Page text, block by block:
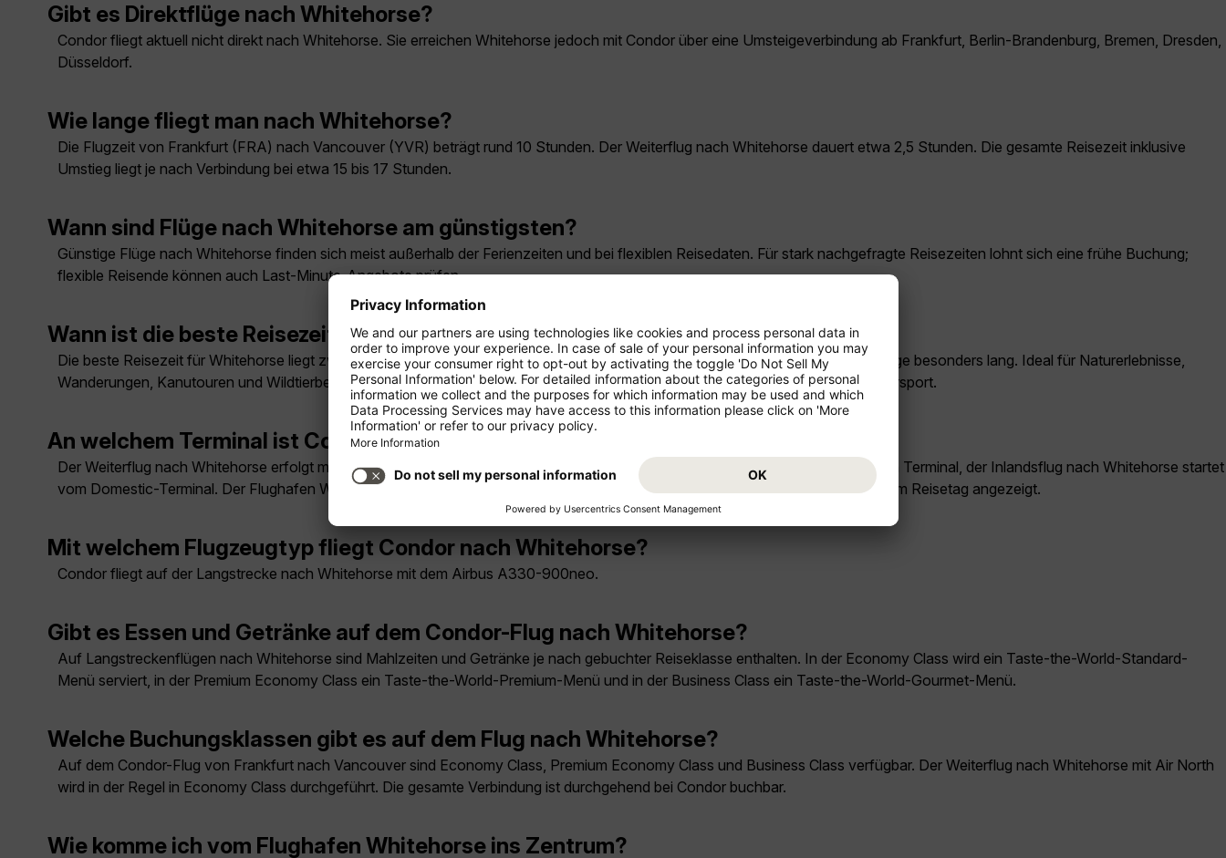
Gibt es Direktflüge nach Whitehorse?
Condor fliegt aktuell nicht direkt nach Whitehorse. Sie erreichen Whitehorse jedoch mit Condor über eine Umsteigeverbindung ab Frankfurt, Berlin-Brandenburg, Bremen, Dresden,
Düsseldorf.
Wie lange fliegt man nach Whitehorse?
Die Flugzeit von Frankfurt (FRA) nach Vancouver (YVR) beträgt rund 10 Stunden. Der Weiterflug nach Whitehorse dauert etwa 2,5 Stunden. Die gesamte Reisezeit inklusive
Umstieg liegt je nach Verbindung bei etwa 15 bis 17 Stunden.
Wann sind Flüge nach Whitehorse am günstigsten?
Günstige Flüge nach Whitehorse finden sich meist außerhalb der Ferienzeiten und bei flexiblen Reisedaten. Für stark nachgefragte Reisezeiten lohnt sich eine frühe Buchung;
flexible Reisende können auch Last-Minute-Angebote prüfen.
Wann ist die beste Reisezeit für Whitehorse?
Die beste Reisezeit für Whitehorse liegt zwischen Juni und September. In diesen Monaten sind die Temperaturen mild und die Tage besonders lang. Ideal für Naturerlebnisse,
Wanderungen, Kanutouren und Wildtierbeobachtungen. Im Winter ist Whitehorse ein Ziel für Nordlichtbeobachtungen und Wintersport.
An welchem Terminal ist Condor am Flughafen in Whitehorse?
Der Weiterflug nach Whitehorse erfolgt mit Air North über Vancouver. Condor nutzt am Flughafen Vancouver den internationalen Terminal, der Inlandsflug nach Whitehorse startet
vom Domestic-Terminal. Der Flughafen Whitehorse (YXY) ist klein und übersichtlich. Die aktuellen Gate-Informationen werden am Reisetag angezeigt.
Mit welchem Flugzeugtyp fliegt Condor nach Whitehorse?
Condor fliegt auf der Langstrecke nach Whitehorse mit dem Airbus A330-900neo.
Gibt es Essen und Getränke auf dem Condor-Flug nach Whitehorse?
Auf Langstreckenflügen nach Whitehorse sind Mahlzeiten und Getränke je nach gebuchter Reiseklasse enthalten. In der Economy Class wird ein Taste-the-World-Standard-
Menü serviert, in der Premium Economy Class ein Taste-the-World-Premium-Menü und in der Business Class ein Taste-the-World-Gourmet-Menü.
Welche Buchungsklassen gibt es auf dem Flug nach Whitehorse?
Auf dem Condor-Flug von Frankfurt nach Vancouver sind Economy Class, Premium Economy Class und Business Class verfügbar. Der Weiterflug nach Whitehorse mit Air North
wird in der Regel in Economy Class durchgeführt. Die gesamte Verbindung ist durchgehend bei Condor buchbar.
Wie komme ich vom Flughafen Whitehorse ins Zentrum?